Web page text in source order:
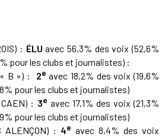
: ÉLU avec 56,3% des voix (52,6%
pour les clubs et journalistes) :
« B ») : 2e avec 18,2% des voix (19,6%
pour les clubs et journalistes)
: 3e avec 17,1% des voix (21,3%
pour les clubs et journalistes)
ALENÇON) : 4e avec 8,4% des voix